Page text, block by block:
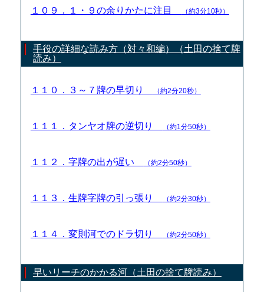
１０９．１・９の余りかたに注目 （約3分10秒）
手役の詳細な読み方（対々和編）（土田の捨て牌
読み）
１１０．３～７牌の早切り （約2分20秒）
１１１．タンヤオ牌の逆切り （約1分50秒）
１１２．字牌の出が遅い （約2分50秒）
１１３．生牌字牌の引っ張り （約2分30秒）
１１４．変則河でのドラ切り （約2分50秒）
早いリーチのかかる河（土田の捨て牌読み）